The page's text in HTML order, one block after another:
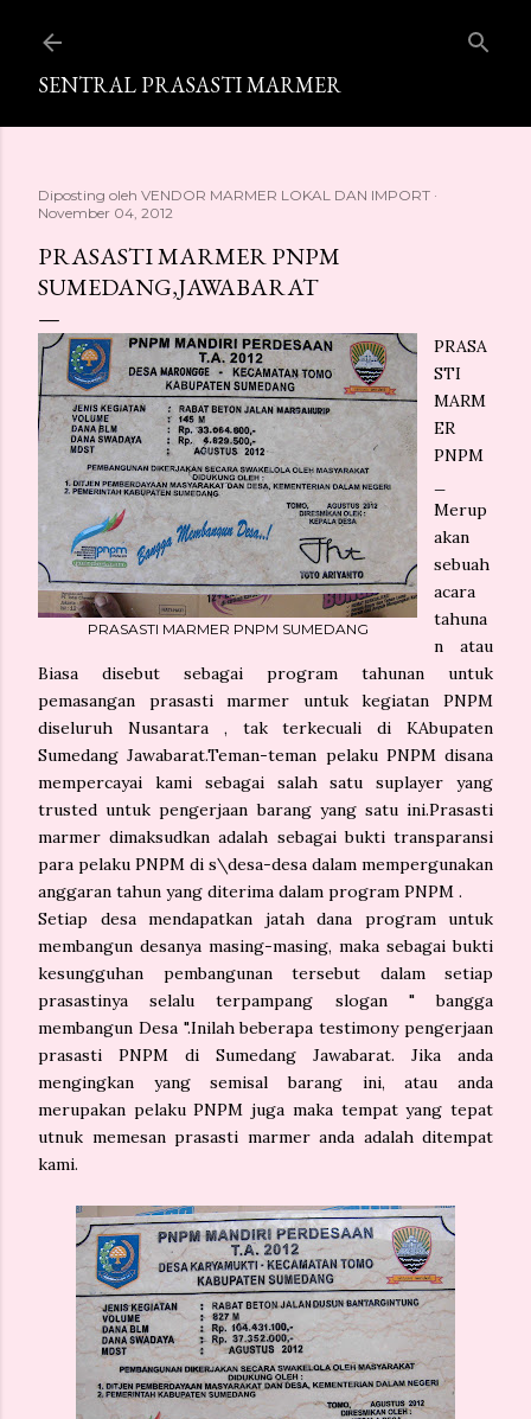
SENTRAL PRASASTI MARMER
Diposting oleh VENDOR MARMER LOKAL DAN IMPORT
November 04, 2012
PRASASTI MARMER PNPM
SUMEDANG,JAWABARAT
PRASASTI MARMER PNPM SUMEDANG
PRASA
STI
MARM
ER
PNPM
Merup
akan
sebuah
acara
tahuna
n atau
Biasa disebut sebagai program tahunan untuk
pemasangan prasasti marmer untuk kegiatan PNPM
diseluruh Nusantara , tak terkecuali di KAbupaten
Sumedang Jawabarat.Teman-teman pelaku PNPM disana
mempercayai kami sebagai salah satu suplayer yang
trusted untuk pengerjaan barang yang satu ini.Prasasti
marmer dimaksudkan adalah sebagai bukti transparansi
para pelaku PNPM di s\desa-desa dalam mempergunakan
anggaran tahun yang diterima dalam program PNPM .
Setiap desa mendapatkan jatah dana program untuk
membangun desanya masing-masing, maka sebagai bukti
kesungguhan pembangunan tersebut dalam setiap
prasastinya selalu terpampang slogan " bangga
membangun Desa ".Inilah beberapa testimony pengerjaan
prasasti PNPM di Sumedang Jawabarat. Jika anda
mengingkan yang semisal barang ini, atau anda
merupakan pelaku PNPM juga maka tempat yang tepat
utnuk memesan prasasti marmer anda adalah ditempat
kami.